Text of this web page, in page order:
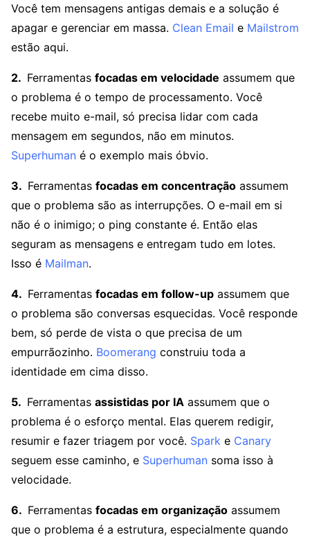
Você tem mensagens antigas demais e a solução é
apagar e gerenciar em massa. Clean Email e Mailstrom
estão aqui.
Ferramentas focadas em velocidade assumem que
o problema é o tempo de processamento. Você
recebe muito e-mail, só precisa lidar com cada
mensagem em segundos, não em minutos.
Superhuman é o exemplo mais óbvio.
Ferramentas focadas em concentração assumem
que o problema são as interrupções. O e-mail em si
não é o inimigo; o ping constante é. Então elas
seguram as mensagens e entregam tudo em lotes.
Isso é Mailman.
Ferramentas focadas em follow-up assumem que
o problema são conversas esquecidas. Você responde
bem, só perde de vista o que precisa de um
empurrãozinho. Boomerang construiu toda a
identidade em cima disso.
Ferramentas assistidas por IA assumem que o
problema é o esforço mental. Elas querem redigir,
resumir e fazer triagem por você. Spark e Canary
seguem esse caminho, e Superhuman soma isso à
velocidade.
Ferramentas focadas em organização assumem
que o problema é a estrutura, especialmente quando